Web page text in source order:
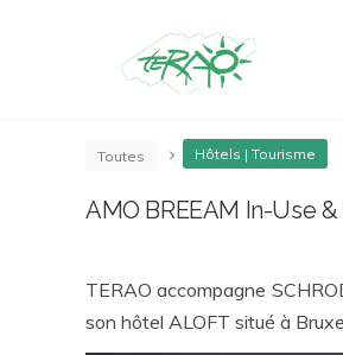
Toutes Hôtels | Tourisme
AMO BREEAM In-Use
TERAO accompagne
son hôtel ALOFT situé à